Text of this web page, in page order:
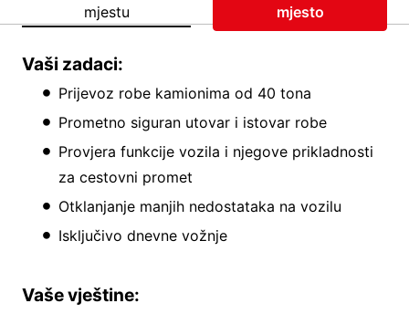
mjestu
mjesto
Vaši zadaci:
Prijevoz robe kamionima od 40 tona
Prometno siguran utovar i istovar robe
Provjera funkcije vozila i njegove prikladnosti
za cestovni promet
Otklanjanje manjih nedostataka na vozilu
Isključivo dnevne vožnje
Vaše vještine: